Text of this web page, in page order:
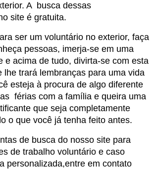
A busca dessas
site é gratuita.
ser um voluntário no exterior, faça
pessoas, imerja-se em uma
e acima de tudo, divirta-se com esta
lhe trará lembranças para uma vida
esteja à procura de algo diferente
férias com a família e queira uma
que seja completamente
o que você já tenha feito antes.
de busca do nosso site para
de trabalho voluntário e caso
personalizada,entre em contato